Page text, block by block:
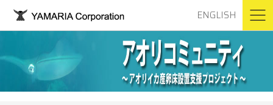
ENGLISH